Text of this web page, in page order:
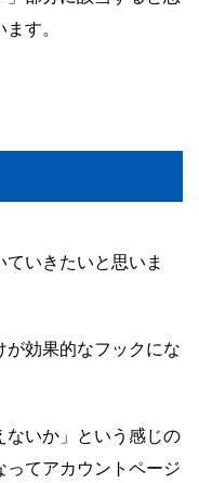
す。
いきたいと思いま
効果的なフックにな
ないか」という感じの
てアカウントページ